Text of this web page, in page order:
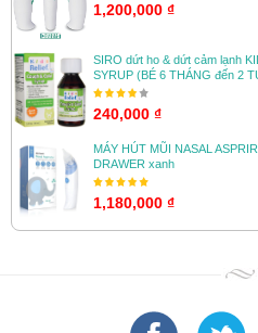
1,200,000 ₫
SIRO dứt ho & dứt cảm lạnh
SYRUP (BÉ 6 THÁNG đến 2
240,000 ₫
MÁY HÚT MŨI NASAL
DRAWER xanh
1,180,000 ₫